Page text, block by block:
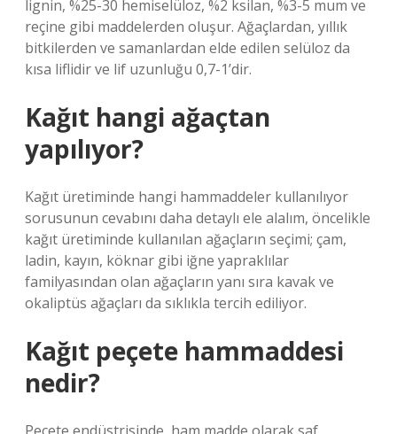
lignin, %25-30 hemiselüloz, %2 ksilan, %3-5 mum ve
reçine gibi maddelerden oluşur. Ağaçlardan, yıllık
bitkilerden ve samanlardan elde edilen selüloz da
kısa liflidir ve lif uzunluğu 0,7-1’dir.
Kağıt hangi ağaçtan
yapılıyor?
Kağıt üretiminde hangi hammaddeler kullanılıyor
sorusunun cevabını daha detaylı ele alalım, öncelikle
kağıt üretiminde kullanılan ağaçların seçimi; çam,
ladin, kayın, köknar gibi iğne yapraklılar
familyasından olan ağaçların yanı sıra kavak ve
okaliptüs ağaçları da sıklıkla tercih ediliyor.
Kağıt peçete hammaddesi
nedir?